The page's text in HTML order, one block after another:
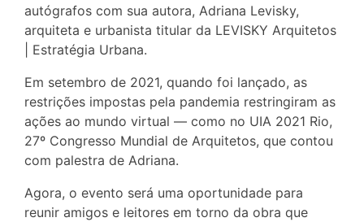
autógrafos com sua autora, Adriana Levisky,
arquiteta e urbanista titular da LEVISKY Arquitetos
| Estratégia Urbana.
Em setembro de 2021, quando foi lançado, as
restrições impostas pela pandemia restringiram as
ações ao mundo virtual — como no UIA 2021 Rio,
27º Congresso Mundial de Arquitetos, que contou
com palestra de Adriana.
Agora, o evento será uma oportunidade para
reunir amigos e leitores em torno da obra que